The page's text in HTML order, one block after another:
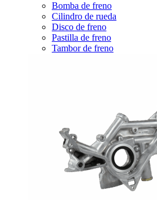
Bomba de freno
Cilindro de rueda
Disco de freno
Pastilla de freno
Tambor de freno